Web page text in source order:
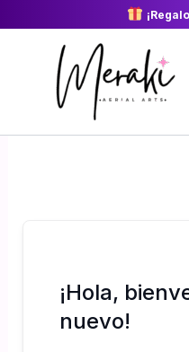
al
contenido
¡Hola,
nuevo!